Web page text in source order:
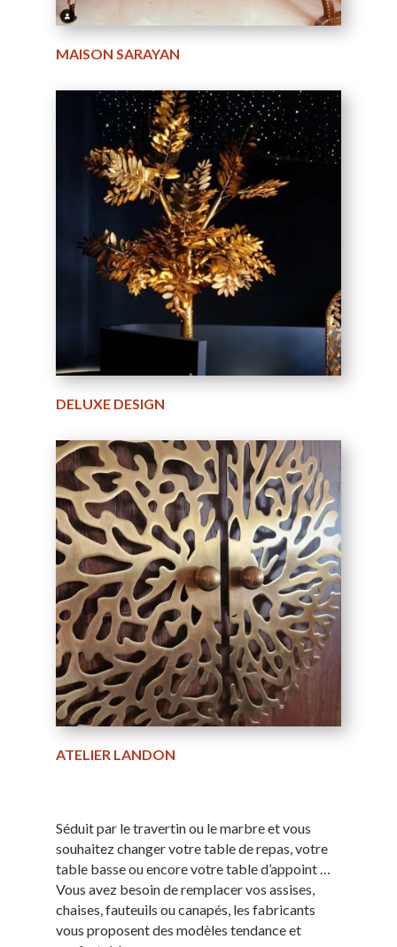
MAISON SARAYAN
DELUXE DESIGN
ATELIER LANDON
Séduit par le travertin ou le marbre et vous
souhaitez changer votre table de repas, votre
table basse ou encore votre table d’appoint …
Vous avez besoin de remplacer vos assises,
chaises, fauteuils ou canapés, les fabricants
vous proposent des modèles tendance et